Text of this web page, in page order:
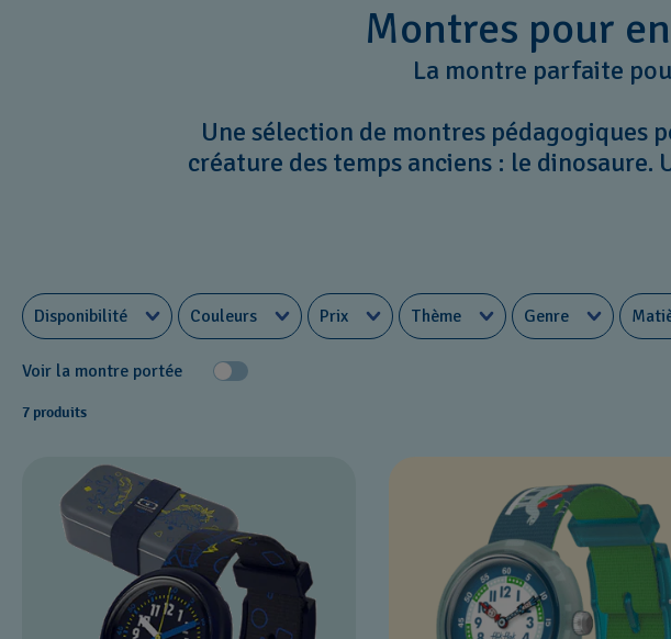
Montres pour
La montre parfaite
Une sélection de montres pédagogiques
créature des temps anciens : le dinosaure.
Disponibilité Couleurs Prix Thème Genre
Voir la montre portée
7 produits